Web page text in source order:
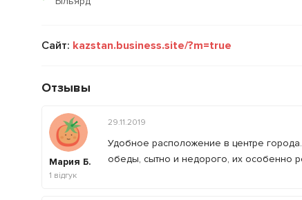
Сайт: kazstan.business.site/?m=true
Отзывы
Мария Б.
1 відгук
29.11.2019
Удобное расположение в центре
обеды, сытно и недорого, их особенно